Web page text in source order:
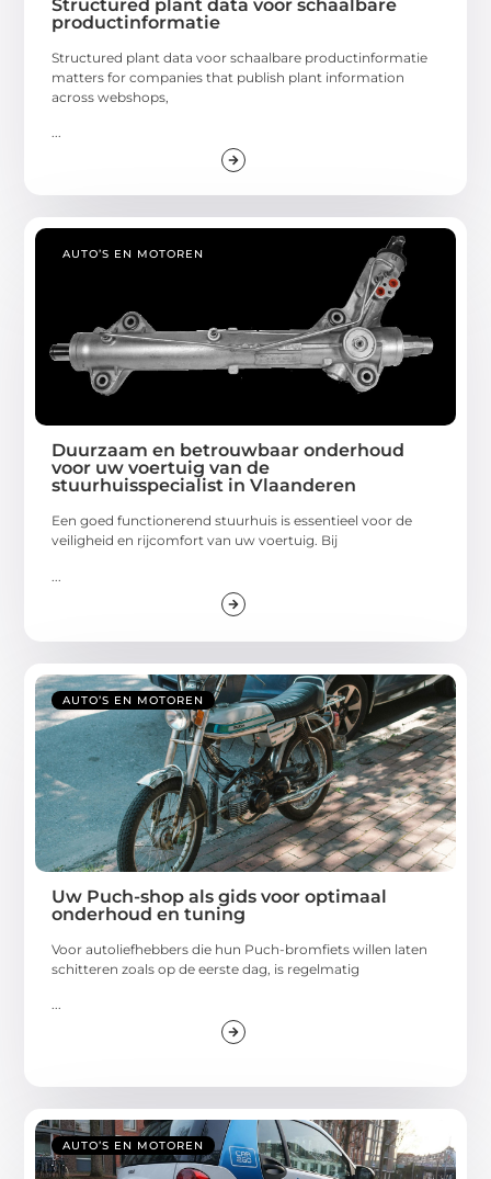
Structured plant data voor schaalbare
productinformatie
Structured plant data voor schaalbare productinformatie
matters for companies that publish plant information
across webshops,
...
AUTO’S EN MOTOREN
Duurzaam en betrouwbaar onderhoud
voor uw voertuig van de
stuurhuisspecialist in Vlaanderen
Een goed functionerend stuurhuis is essentieel voor de
veiligheid en rijcomfort van uw voertuig. Bij
AUTO’S EN MOTOREN
Uw Puch-shop als gids voor optimaal
onderhoud en tuning
Voor autoliefhebbers die hun Puch-bromfiets willen laten
schitteren zoals op de eerste dag, is regelmatig
...
AUTO’S EN MOTOREN